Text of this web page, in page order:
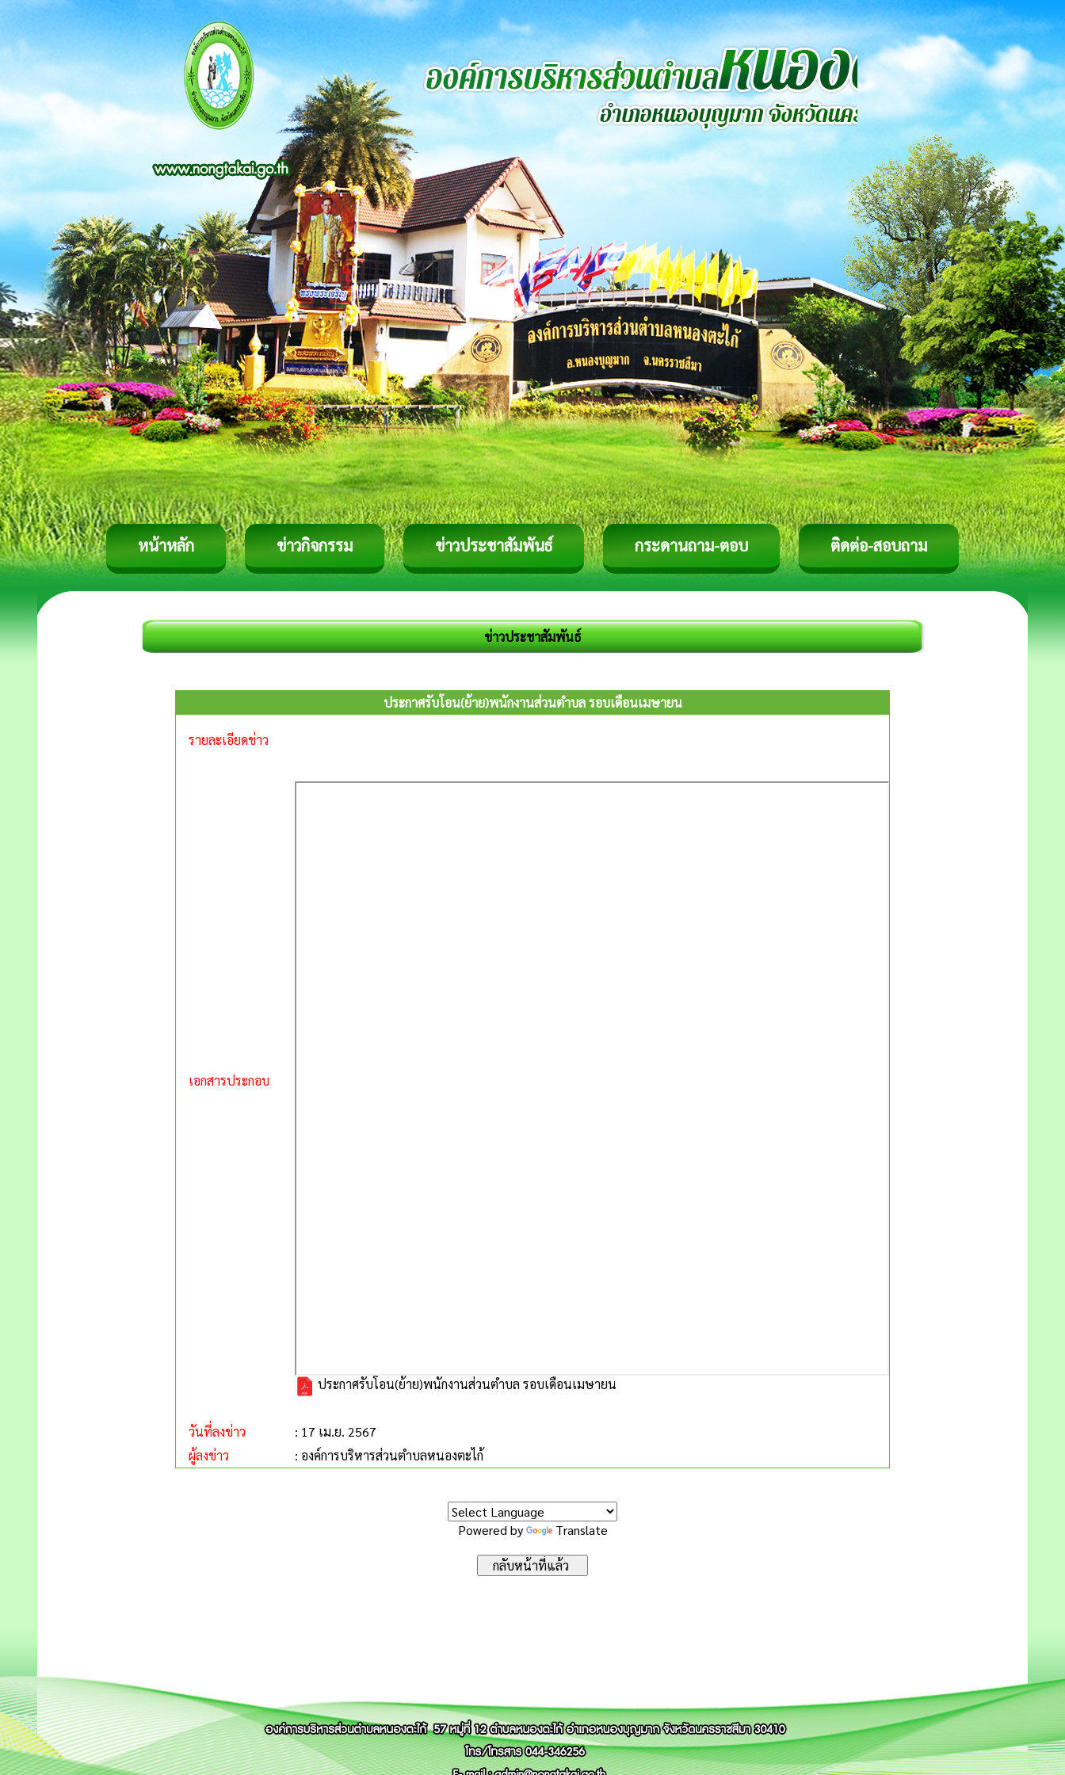
หน้าหลัก ข่าวกิจกรรม ข่าวประชาสัมพันธ์ กระดานถาม-ตอบ ติดต่อ-สอบถาม
ข่าวประชาสัมพันธ์
ประกาศรับโอน(ย้าย)พนักงานส่วนตำบล รอบเดือนเมษายน
รายละเอียดข่าว
เอกสารประกอบ
ประกาศรับโอน(ย้าย)พนักงานส่วนตำบล รอบเดือนเมษายน
วันที่ลงข่าว
: 17 เม.ย. 2567
ผู้ลงข่าว
: องค์การบริหารส่วนตำบลหนองตะไก้
Powered by Translate